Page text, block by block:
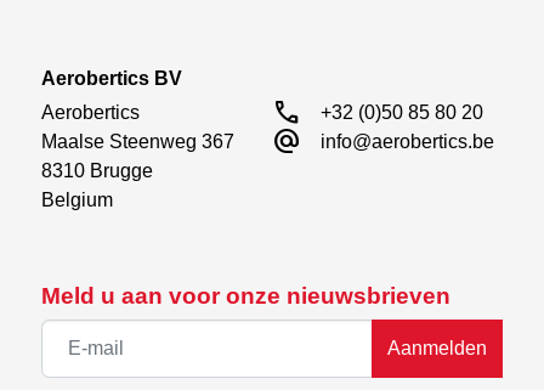
Meld u aan voor onze nieuwsbrieven
Aanmelden
Aerobertics BV
Aerobertics
Maalse Steenweg 367
8310 Brugge
Belgium
call +32 (0)50 85 80 20
alternate_email info@aerobertics.be